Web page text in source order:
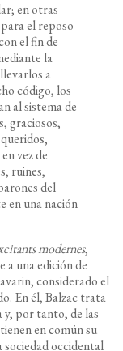
en otras
el reposo
el fin de
la
a
código, los
al sistema de
graciosos,
vez de
ruines,
del
en una nación
modernes,
a una edición de
considerado el
En él, Balzac trata
y, por tanto, de las
en común su
occidental